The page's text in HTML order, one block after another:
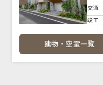
交通
竣工
建物・空室一覧